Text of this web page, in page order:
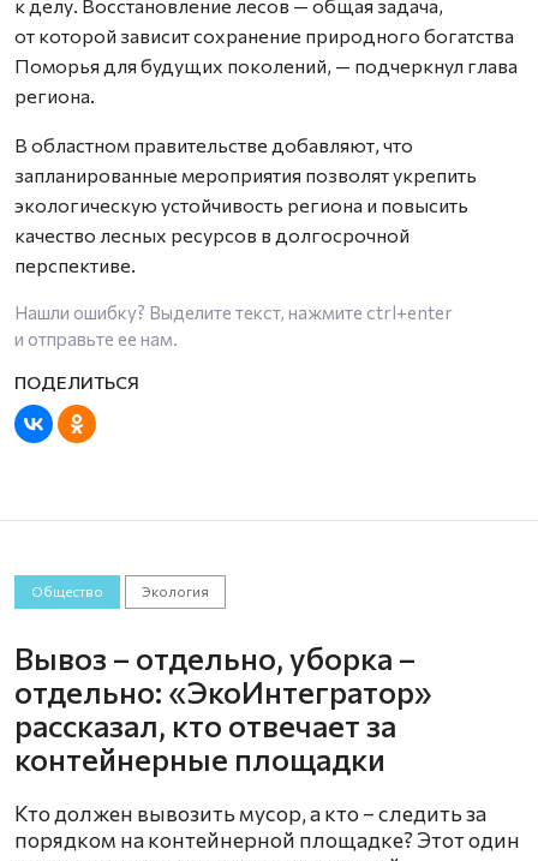
к делу. Восстановление лесов — общая задача,
от которой зависит сохранение природного богатства
Поморья для будущих поколений, — подчеркнул глава
региона.
В областном правительстве добавляют, что
запланированные мероприятия позволят укрепить
экологическую устойчивость региона и повысить
качество лесных ресурсов в долгосрочной
перспективе.
Нашли ошибку? Выделите текст, нажмите ctrl+enter
и отправьте ее нам.
Общество Экология
Вывоз – отдельно, уборка –
отдельно: «ЭкоИнтегратор»
рассказал, кто отвечает за
контейнерные площадки
Кто должен вывозить мусор, а кто – следить за
порядком на контейнерной площадке? Этот один